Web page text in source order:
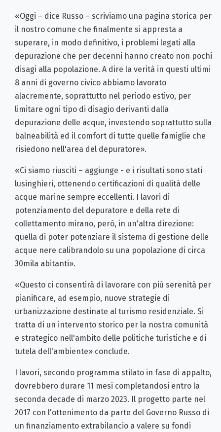
«Oggi – dice Russo – scriviamo una pagina storica per
il nostro comune che finalmente si appresta a
superare, in modo definitivo, i problemi legati alla
depurazione che per decenni hanno creato non pochi
disagi alla popolazione. A dire la verità in questi ultimi
8 anni di governo civico abbiamo lavorato
alacremente, soprattutto nel periodo estivo, per
limitare ogni tipo di disagio derivanti dalla
depurazione delle acque, investendo soprattutto sulla
balneabilità ed il comfort di tutte quelle famiglie che
risiedono nell'area del depuratore».
«Ci siamo riusciti – aggiunge - e i risultati sono stati
lusinghieri, ottenendo certificazioni di qualità delle
acque marine sempre eccellenti. I lavori di
potenziamento del depuratore e della rete di
collettamento mirano, però, in un'altra direzione:
quella di poter potenziare il sistema di gestione delle
acque nere calibrandolo su una popolazione di circa
30mila abitanti».
«Questo ci consentirà di lavorare con più serenità per
pianificare, ad esempio, nuove strategie di
urbanizzazione destinate al turismo residenziale. Si
tratta di un intervento storico per la nostra comunità
e strategico nell'ambito delle politiche turistiche e di
tutela dell'ambiente» conclude.
I lavori, secondo programma stilato in fase di appalto,
dovrebbero durare 11 mesi completandosi entro la
seconda decade di marzo 2023. Il progetto parte nel
2017 con l'ottenimento da parte del Governo Russo di
un finanziamento extrabilancio a valere su fondi